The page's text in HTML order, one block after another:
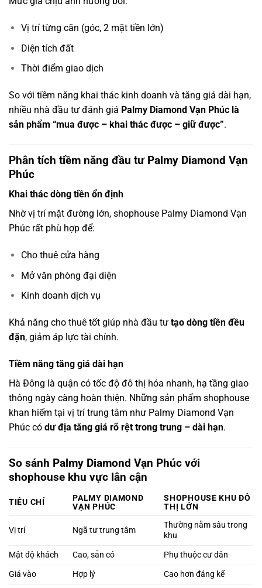
Vị trí từng căn (góc, 2 mặt tiền lớn)
Diện tích đất
Thời điểm giao dịch
So với tiềm năng khai thác kinh doanh và tăng giá dài hạn,
nhiều nhà đầu tư đánh giá Palmy Diamond Vạn Phúc là
sản phẩm “mua được – khai thác được – giữ được”.
Phân tích tiềm năng đầu tư Palmy Diamond Vạn
Phúc
Khai thác dòng tiền ổn định
Nhờ vị trí mặt đường lớn, shophouse Palmy Diamond Vạn
Phúc rất phù hợp để:
Cho thuê cửa hàng
Mở văn phòng đại diện
Kinh doanh dịch vụ
Khả năng cho thuê tốt giúp nhà đầu tư tạo dòng tiền đều
đặn, giảm áp lực tài chính.
Tiềm năng tăng giá dài hạn
Hà Đông là quận có tốc độ đô thị hóa nhanh, hạ tầng giao
thông ngày càng hoàn thiện. Những sản phẩm shophouse
khan hiếm tại vị trí trung tâm như Palmy Diamond Vạn
Phúc có dư địa tăng giá rõ rệt trong trung – dài hạn.
So sánh Palmy Diamond Vạn Phúc với
shophouse khu vực lân cận
TIÊU CHÍ
PALMY DIAMOND
VẠN PHÚC
SHOPHOUSE KHU ĐÔ
THỊ LỚN
Vị trí Ngã tư trung tâm
Thường nằm sâu trong
khu
Mật độ khách
Cao, sẵn có
Phụ thuộc cư dân
Giá vào
Hợp lý
Cao hơn đáng kể